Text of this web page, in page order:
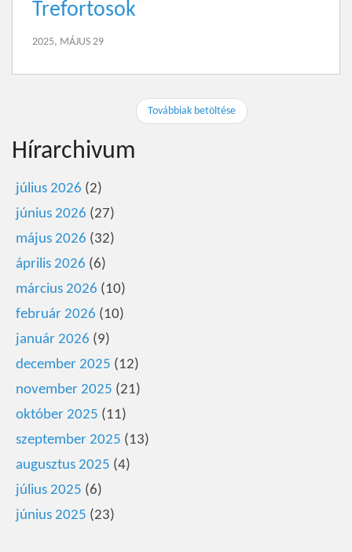
Trefortosok
2025, MÁJUS 29
Továbbiak betöltése
Hírarchivum
július 2026 (2)
június 2026 (27)
május 2026 (32)
április 2026 (6)
március 2026 (10)
február 2026 (10)
január 2026 (9)
december 2025 (12)
november 2025 (21)
október 2025 (11)
szeptember 2025 (13)
augusztus 2025 (4)
július 2025 (6)
június 2025 (23)